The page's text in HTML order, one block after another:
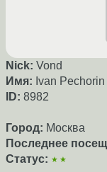
Nick: Vond
Имя: Ivan Pechorin
ID: 8982
Город: Москва
Последнее
Статус: ★★